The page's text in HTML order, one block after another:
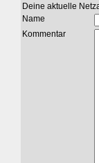
Deine aktuelle
Name
Kommentar